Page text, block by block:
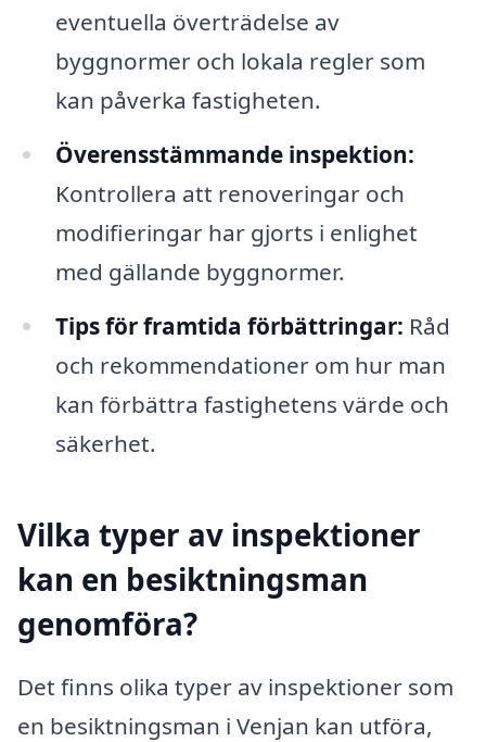
eventuella överträdelse av
byggnormer och lokala regler som
kan påverka fastigheten.
Överensstämmande inspektion:
Kontrollera att renoveringar och
modifieringar har gjorts i enlighet
med gällande byggnormer.
Tips för framtida förbättringar: Råd
och rekommendationer om hur man
kan förbättra fastighetens värde och
säkerhet.
Vilka typer av inspektioner
kan en besiktningsman
genomföra?
Det finns olika typer av inspektioner som
en besiktningsman i Venjan kan utföra,